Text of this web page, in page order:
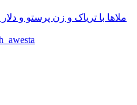
ملاها با تریاک و زن پرستو و